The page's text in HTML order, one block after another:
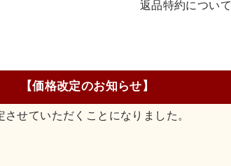
返品特約について
【価格改定のお知らせ】
せていただくことになりました。